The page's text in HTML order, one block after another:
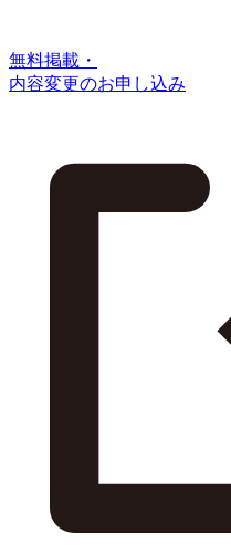
無料掲載・
内容変更のお申し込み